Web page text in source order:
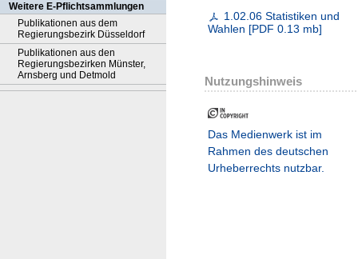
Weitere E-Pflichtsammlungen
Publikationen aus dem
Regierungsbezirk Düsseldorf
Publikationen aus den
Regierungsbezirken Münster,
Arnsberg und Detmold
1.02.06 Statistiken und
Wahlen [PDF 0.13 mb]
Nutzungshinweis
Das Medienwerk ist im
Rahmen des deutschen
Urheberrechts nutzbar.